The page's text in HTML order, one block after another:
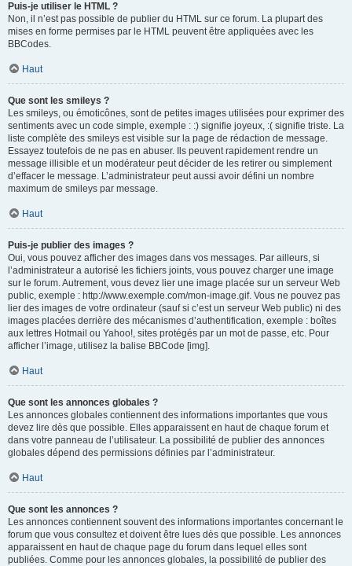
Puis-je utiliser le HTML ?
Non, il n’est pas possible de publier du HTML sur ce forum. La plupart des
mises en forme permises par le HTML peuvent être appliquées avec les
BBCodes.
Haut
Que sont les smileys ?
Les smileys, ou émoticônes, sont de petites images utilisées pour exprimer des
sentiments avec un code simple, exemple : :) signifie joyeux, :( signifie triste. La
liste complète des smileys est visible sur la page de rédaction de message.
Essayez toutefois de ne pas en abuser. Ils peuvent rapidement rendre un
message illisible et un modérateur peut décider de les retirer ou simplement
d’effacer le message. L’administrateur peut aussi avoir défini un nombre
maximum de smileys par message.
Haut
Puis-je publier des images ?
Oui, vous pouvez afficher des images dans vos messages. Par ailleurs, si
l’administrateur a autorisé les fichiers joints, vous pouvez charger une image
sur le forum. Autrement, vous devez lier une image placée sur un serveur Web
public, exemple : http://www.exemple.com/mon-image.gif. Vous ne pouvez pas
lier des images de votre ordinateur (sauf si c’est un serveur Web public) ni des
images placées derrière des mécanismes d’authentification, exemple : boîtes
aux lettres Hotmail ou Yahoo!, sites protégés par un mot de passe, etc. Pour
afficher l’image, utilisez la balise BBCode [img].
Haut
Que sont les annonces globales ?
Les annonces globales contiennent des informations importantes que vous
devez lire dès que possible. Elles apparaissent en haut de chaque forum et
dans votre panneau de l’utilisateur. La possibilité de publier des annonces
globales dépend des permissions définies par l’administrateur.
Haut
Que sont les annonces ?
Les annonces contiennent souvent des informations importantes concernant le
forum que vous consultez et doivent être lues dès que possible. Les annonces
apparaissent en haut de chaque page du forum dans lequel elles sont
publiées. Comme pour les annonces globales, la possibilité de publier des